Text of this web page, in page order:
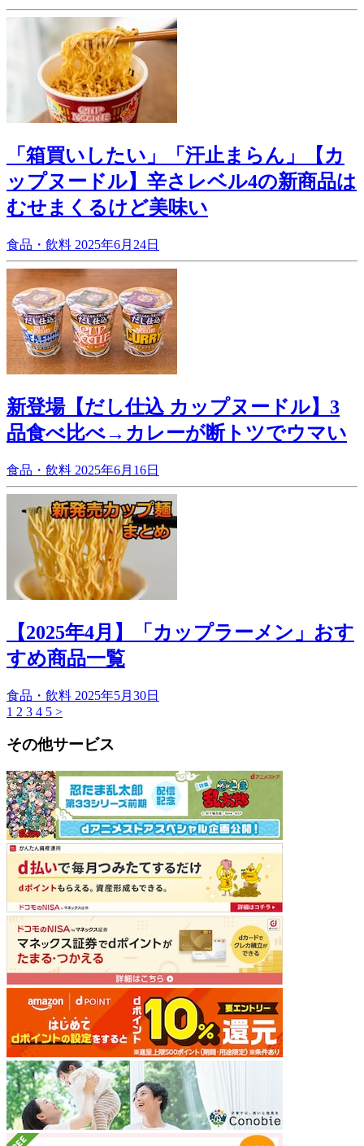
「箱買いしたい」「汗止まらん」【カ
ップヌードル】辛さレベル4の新商品は
むせまくるけど美味い
食品・飲料 2025年6月24日
新登場【だし仕込 カップヌードル】3
品食べ比べ→カレーが断トツでウマい
食品・飲料 2025年6月16日
【2025年4月】「カップラーメン」おす
すめ商品一覧
食品・飲料 2025年5月30日
1 2 3 4 5 >
その他サービス